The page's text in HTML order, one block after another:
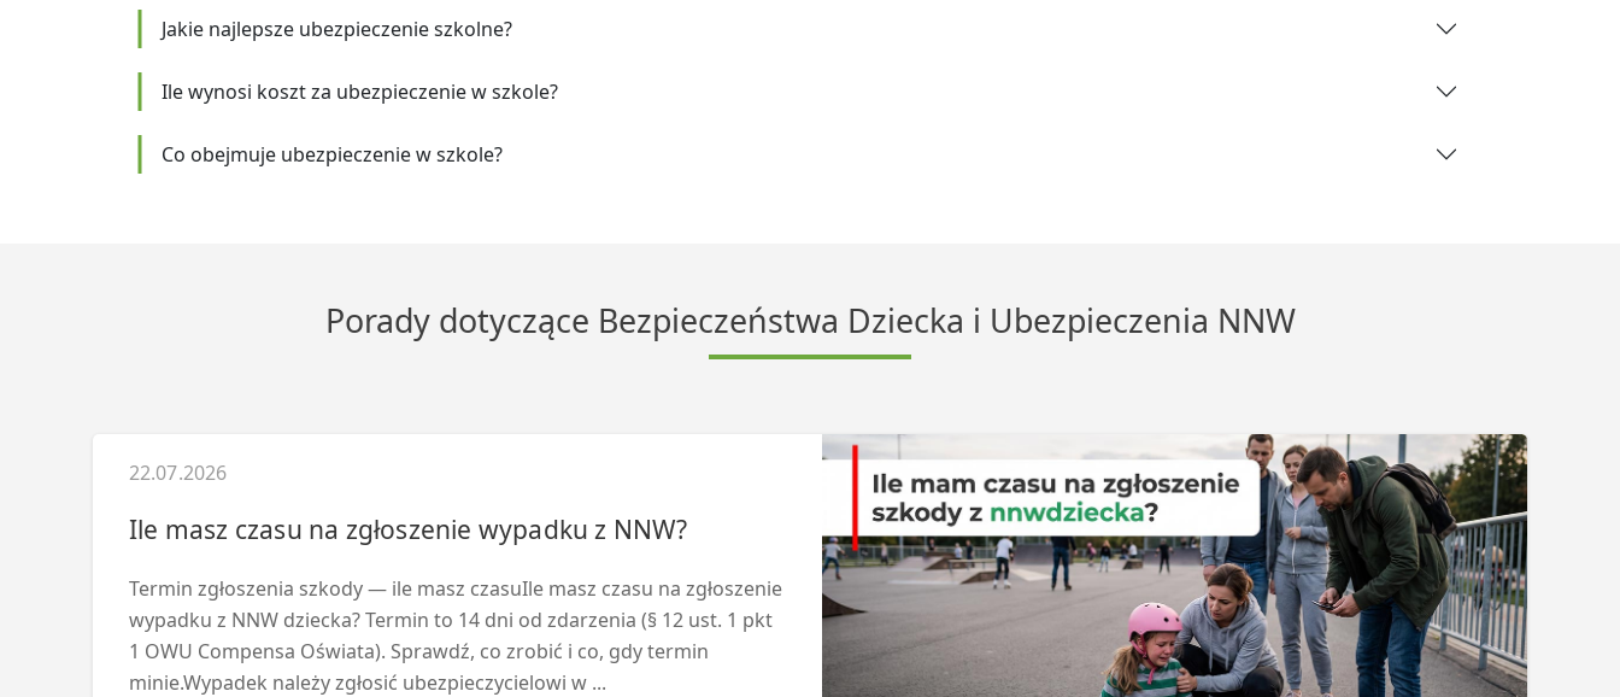
Jakie najlepsze ubezpieczenie szkolne?
Ile wynosi koszt za ubezpieczenie w szkole?
Co obejmuje ubezpieczenie w szkole?
Porady dotyczące Bezpieczeństwa Dziecka i Ubezpieczenia NNW
22.07.2026
Ile masz czasu na zgłoszenie wypadku z NNW?
Termin zgłoszenia szkody — ile masz czasuIle masz czasu na zgłoszenie
wypadku z NNW dziecka? Termin to 14 dni od zdarzenia (§ 12 ust. 1 pkt
1 OWU Compensa Oświata). Sprawdź, co zrobić i co, gdy termin
minie.Wypadek należy zgłosić ubezpieczycielowi w ...